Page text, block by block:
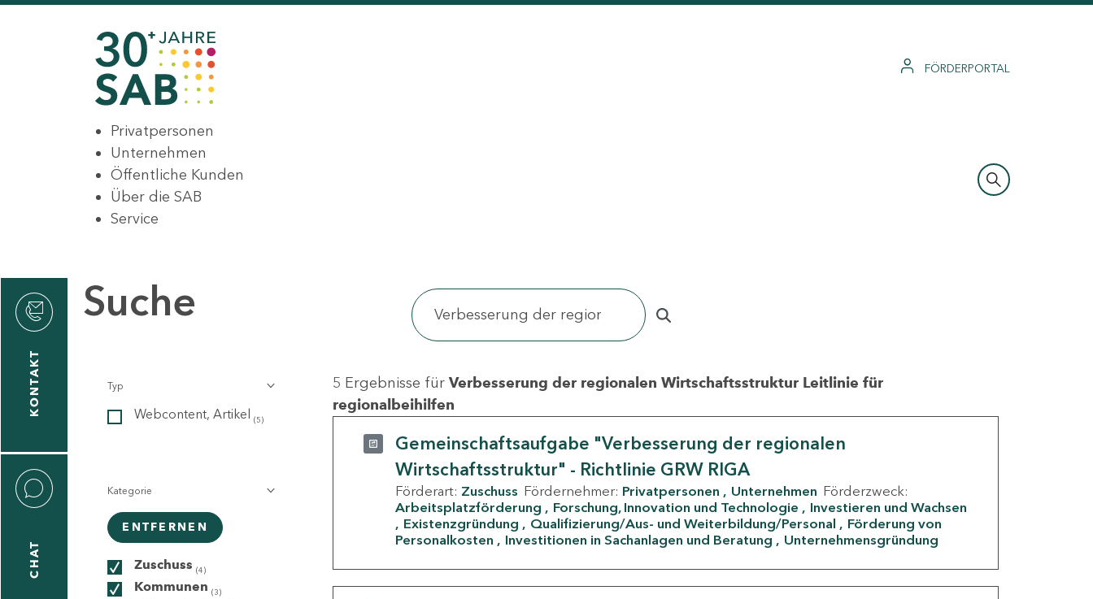
FÖRDERPORTAL
Privatpersonen
Unternehmen
Öffentliche Kunden
Über die SAB
Service
KONTAKT
CHAT
Suche
Typ
Webcontent, Artikel (5)
Kategorie
ENTFERNEN
Zuschuss (4)
Kommunen (3)
5 Ergebnisse für Verbesserung der regionalen Wirtschaftsstruktur Leitlinie für
regionalbeihilfen
Gemeinschaftsaufgabe "Verbesserung der regionalen
Wirtschaftsstruktur" - Richtlinie GRW RIGA
Förderart: Zuschuss Fördernehmer: Privatpersonen Unternehmen Förderzweck:
Arbeitsplatzförderung
Forschung, Innovation und Technologie
Investieren und Wachsen
Existenzgründung
Qualifizierung/Aus- und Weiterbildung/Personal
Förderung von
Personalkosten
Investitionen in Sachanlagen und Beratung Unternehmensgründung